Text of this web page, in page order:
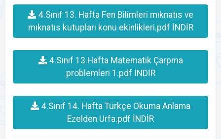
4.Sınıf 13. Hafta Fen Bilimleri mıknatıs ve
mıknatıs kutupları konu ekinlikleri.pdf İNDİR
4.Sınıf 13.Hafta Matematik Çarpma
problemleri 1.pdf İNDİR
4.Sınıf 14. Hafta Türkçe Okuma Anlama
Ezelden Urfa.pdf İNDİR